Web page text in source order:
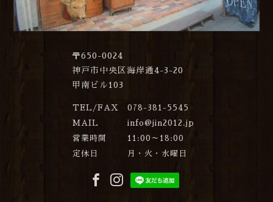
〒650-0024
神戸市中央区海岸通4-3-20
甲南ビル103
TEL/FAX
078-381-5545
MAIL
info@jin2012.jp
営業時間
11:00～18:00
定休日
月・火・水曜日